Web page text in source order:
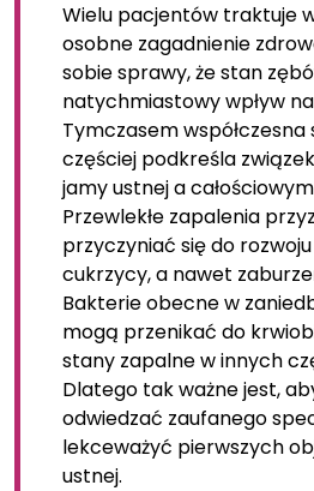
Wielu pacjentów traktuje
osobne zagadnienie
sobie sprawy, że stan
natychmiastowy wpływ
Tymczasem
częściej podkreśla
jamy ustnej a
Przewlekłe zapalenia
przyczyniać się do
cukrzycy, a nawet
Bakterie obecne w
mogą przenikać do
stany zapalne w innych
Dlatego tak ważne jest,
odwiedzać zaufanego
lekceważyć pierwszych
ustnej.